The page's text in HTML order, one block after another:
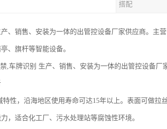
搭配
、销售、安装为一体的出管控设备厂家供应商。主
、旗杆等智能设备。
,车牌识别 生产、销售、安装为一体的出管控设备厂
特性，沿海地区使用寿命可达15年以上。表面可做
，适合化工厂、污水处理站等腐蚀性环境。